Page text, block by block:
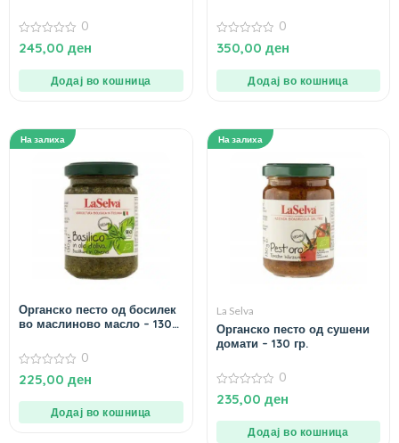
0
од
0
245,00 ден
Додај во кошница
0
од
0
350,00 ден
Додај во кошница
На залиха
Органско песто од босилек
во маслиново масло – 130
0
од
0
225,00 ден
Додај во кошница
На залиха
La Selva
Органско песто од сушени
домати – 130 гр.
0
од
0
235,00 ден
Додај во кошница